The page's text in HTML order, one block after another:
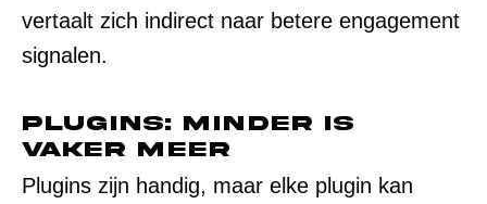
vertaalt zich indirect naar betere engagement
signalen.
Plugins: minder is
vaker meer
Plugins zijn handig, maar elke plugin kan